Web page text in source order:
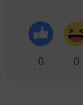
0 0